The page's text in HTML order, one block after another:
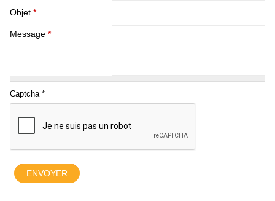
Objet *
Message *